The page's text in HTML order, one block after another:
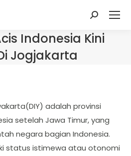
Search:
Indonesia Kini
Jogjakarta
adalah provinsi
setelah Jawa Timur, yang
negara bagian Indonesia.
status istimewa atau otonomi